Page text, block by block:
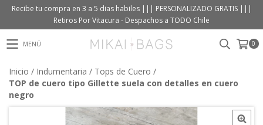
Recibe tu compra en 3 a 5 dias habiles ||| PERSONALIZADO GRATIS |||
Retiros Por Vitacura - Despachos a TODO Chile
MENÚ 0
Inicio / Indumentaria / Tops de Cuero /
TOP de cuero tipo Gillette suela con detalles en cuero
negro